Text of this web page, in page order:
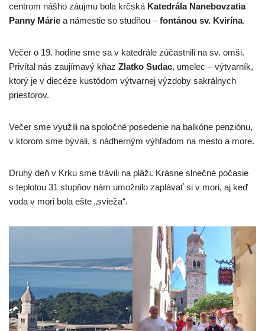
centrom nášho záujmu bola krčská Katedrála Nanebovzatia
Panny Márie a námestie so studňou –fontánou sv. Kvirína.
Večer o 19. hodine sme sa v katedrále zúčastnili na sv. omši.
Privítal nás zaujímavý kňaz Zlatko Sudac, umelec – výtvarník,
ktorý je v diecéze kustódom výtvarnej výzdoby sakrálnych
priestorov.
Večer sme využili na spoločné posedenie na balkóne penziónu,
v ktorom sme bývali, s nádherným výhľadom na mesto a more.
Druhý deň v Krku sme trávili na pláži. Krásne slnečné počasie
s teplotou 31 stupňov nám umožnilo zaplávať si v mori, aj keď
voda v mori bola ešte „svieža“.